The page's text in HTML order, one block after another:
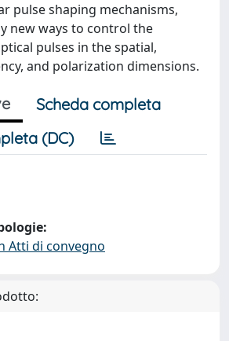
pulse shaping mechanisms,
new ways to control the
pulses in the spatial,
and polarization dimensions.
Scheda completa
(DC)
Atti di convegno